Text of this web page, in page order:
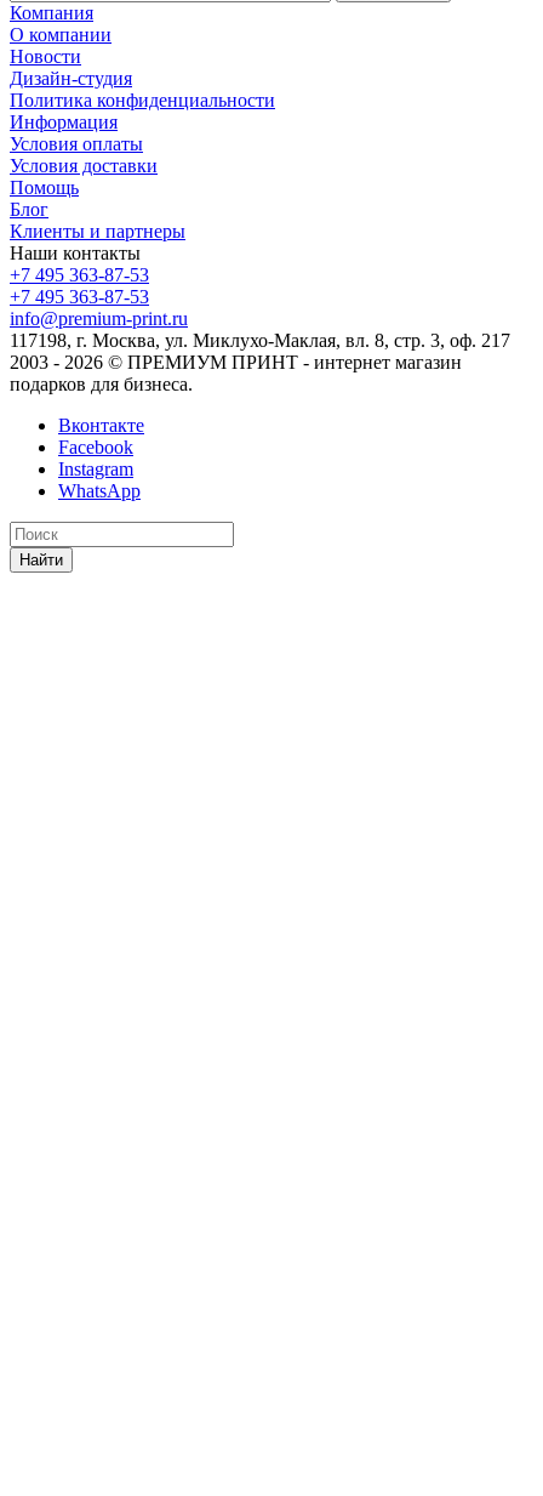
Компания
О компании
Новости
Дизайн-студия
Политика конфиденциальности
Информация
Условия оплаты
Условия доставки
Помощь
Блог
Клиенты и партнеры
Наши контакты
+7 495 363-87-53
+7 495 363-87-53
info@premium-print.ru
117198, г. Москва, ул. Миклухо-Маклая, вл. 8, стр. 3, оф. 217
2003 - 2026 © ПРЕМИУМ ПРИНТ - интернет магазин
подарков для бизнеса.
Вконтакте
Facebook
Instagram
WhatsApp
Найти